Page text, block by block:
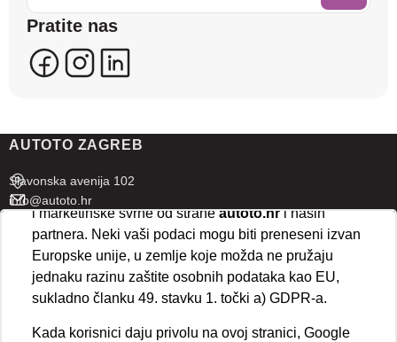
Pratite nas
AUTOTO ZAGREB
Slavonska avenija 102
info@autoto.hr
Pon - Pet 07:30-18:00
Sub 08:00-13:00
AUTOTO SPLIT
info@autoto.hr
sadržaje koji bi vas mogli zanimati. U tu svrhu mogu
se kreirati korisnički profili koji povezuju podatke s
više uređaja i web lokacija. Naši partneri također
koriste ove tehnologije.
ispravno funkcioniranje stranice. Odabirom
kolačića na vaš uređaj i njihovu obradu za analitičke
i marketinške svrhe od straneautoto.hri naših
partnera. Neki vaši podaci mogu biti preneseni izvan
Europske unije, u zemlje koje možda ne pružaju
jednaku razinu zaštite osobnih podataka kao EU,
sukladno članku 49. stavku 1. točki a) GDPR-a.
Kada korisnici daju privolu na ovoj stranici, Google